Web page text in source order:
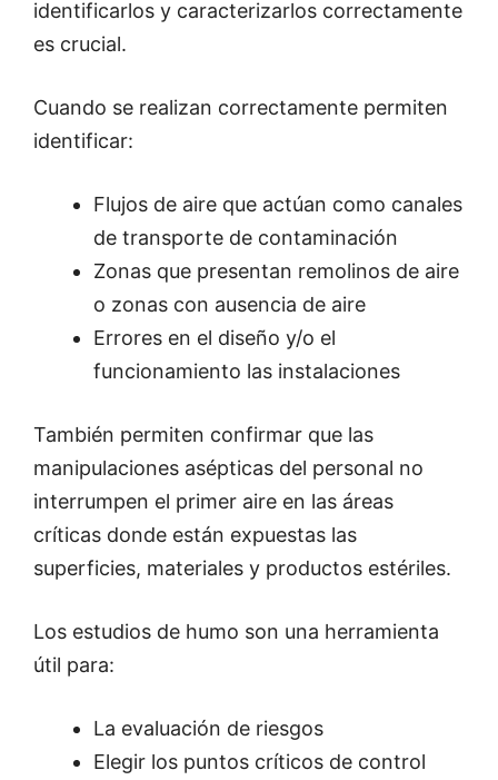
identificarlos y caracterizarlos correctamente
es crucial.
Cuando se realizan correctamente permiten
identificar:
Flujos de aire que actúan como canales
de transporte de contaminación
Zonas que presentan remolinos de aire
o zonas con ausencia de aire
Errores en el diseño y/o el
funcionamiento las instalaciones
También permiten confirmar que las
manipulaciones asépticas del personal no
interrumpen el primer aire en las áreas
críticas donde están expuestas las
superficies, materiales y productos estériles.
Los estudios de humo son una herramienta
útil para:
La evaluación de riesgos
Elegir los puntos críticos de control